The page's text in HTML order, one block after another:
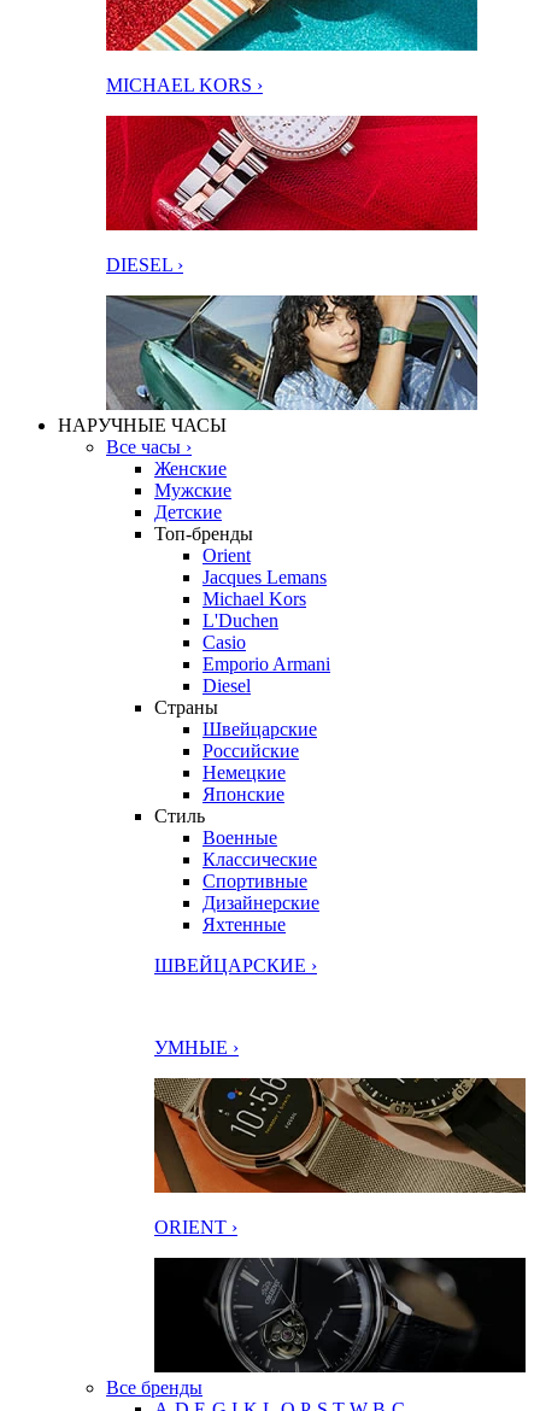
MICHAEL KORS ›
DIESEL ›
НАРУЧНЫЕ ЧАСЫ
Все часы ›
Женские
Мужские
Детские
Топ-бренды
Orient
Jacques Lemans
Michael Kors
L'Duchen
Casio
Emporio Armani
Diesel
Страны
Швейцарские
Российские
Немецкие
Японские
Стиль
Военные
Классические
Спортивные
Дизайнерские
Яхтенные
ШВЕЙЦАРСКИЕ ›
УМНЫЕ ›
ORIENT ›
Все бренды